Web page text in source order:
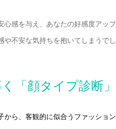
感を与え、あなたの好感度アッ
不安な気持ちを抱いてしまうでし
「顔タイプ診断」
から、客観的に似合うファッショ